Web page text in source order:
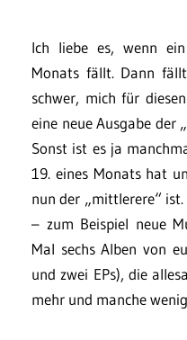
Ich liebe es, wenn
Monats fällt. Dann
schwer, mich für
eine neue Ausgabe der
Sonst ist es ja
19. eines Monats hat
nun der „mittlerere“
– zum Beispiel neue
Mal sechs Alben von
und zwei EPs), die
mehr und manche